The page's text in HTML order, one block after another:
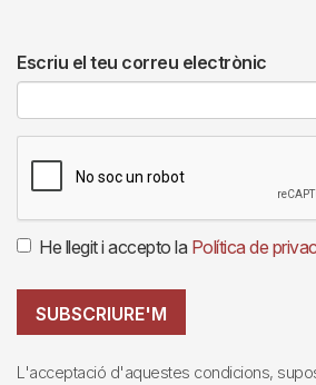
Escriu el teu correu electrònic
He llegit i accepto la Política de
SUBSCRIURE'M
L'acceptació d'aquestes condicions,